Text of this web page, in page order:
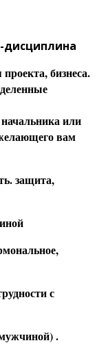
дисциплина
бизнеса.
или
вам
защита,
с
.